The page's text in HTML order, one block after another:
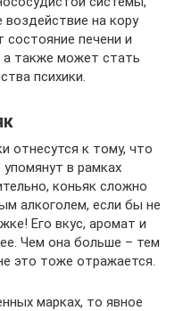
на кору
состояние печени и
а также может стать
психики.
отнесутся к тому, что
в рамках
коньяк сложно
алкоголем, если бы не
Его вкус, аромат и
Чем она больше – тем
это тоже отражается.
марках, то явное